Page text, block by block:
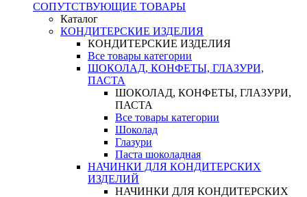
СОПУТСТВУЮЩИЕ ТОВАРЫ
Каталог
КОНДИТЕРСКИЕ ИЗДЕЛИЯ
КОНДИТЕРСКИЕ ИЗДЕЛИЯ
Все товары категории
ШОКОЛАД, КОНФЕТЫ, ГЛАЗУРИ,
ПАСТА
ШОКОЛАД, КОНФЕТЫ, ГЛАЗУРИ,
ПАСТА
Все товары категории
Шоколад
Глазури
Паста шоколадная
НАЧИНКИ ДЛЯ КОНДИТЕРСКИХ
ИЗДЕЛИЙ
НАЧИНКИ ДЛЯ КОНДИТЕРСКИХ